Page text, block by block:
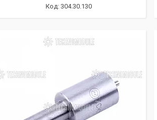
304.30.130